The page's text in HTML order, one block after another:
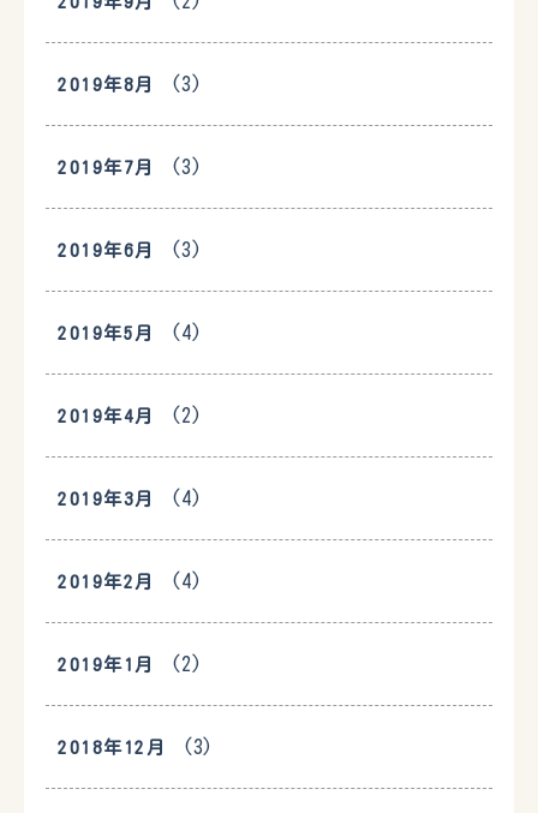
2019年8月 (3)
2019年7月 (3)
2019年6月 (3)
2019年5月 (4)
2019年4月 (2)
2019年3月 (4)
2019年2月 (4)
2019年1月 (2)
2018年12月 (3)